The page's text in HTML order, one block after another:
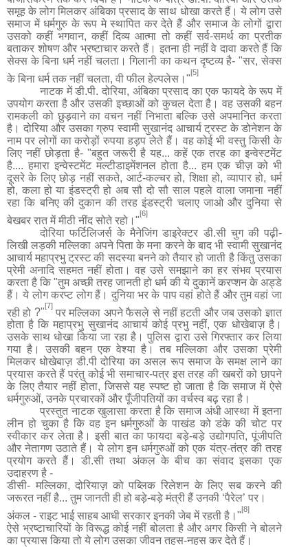
समूह के लोग मिलकर अंबिका प्रसाद के साथ धोखा करते हैं। ये लोग उसे
समाज में धर्मगुरु के रूप मे स्थापित कर देते हैं और समाज के लोगों द्वारा
उसको कहीं भगवान,कहीं दिव्य आत्मा तो कहीं सर्व-समर्थ का प्रतीक
बताकर शोषण और भ्रष्टाचार करते हैं। इतना ही नहीं वे दावा करते हैं कि
सेक्स के बिना धर्म नहीं चलता। गिलानी का कथन दृष्टव्य है- "सर, सेक्स
के बिना धर्म तक नहीं चलता, वी फील हेल्पलेस। "
[5]
नाटक में डी.पी. दोरिया, अंबिका प्रसाद का एक फायदे के रूप में
उपयोग करता है और उसकी इच्छाओं को कुचल देता है। वह उसकी बहन
रामकली को छुड़वाने का वचन नहीं निभाता बल्किउसे अपमानित करता
है। दोरिया और उसका ग्रुप स्वामी सुखानंद आचार्य ट्रस्ट के डोनेशन के
नाम पर लोगों का करोड़ों रुपया हड़प लेते हैं। वह कोई भी वस्तु किसी के
लिए नहीं छोड़ता है-"बहुत जरूरी है यह... कहें एक तरह का इन्वेस्टमेंट
है.... हमारा इन्वेस्टमेंट मल्टीडाइमेंशनल होता है... हम एक चीज़ को भी
दूसरे के लिए छोड़ नहीं सकते, आर्ट-कल्चर हो, शिक्षा हो, व्यापार हो, धर्म
हो, कला हो या इंडस्ट्री हो अब सौ दो सौ साल पहले वाला जमाना नहीं
रहा कि बनिए की दुकान की तरह इंडस्ट्री चलाए जाओ और दुनिया से
बेखबर रात में मीठी नींद सोते रहो। "
[6]
दोरिया फर्टिलिजर्स के मैनेजिंग डाइरेक्टर डी.सी चुग की पढ़ी-
लिखी लड़की मल्लिका अपने पिता के मना करनेके बाद भी स्वामी सुखानंद
आचार्य महाप्रभु ट्रस्ट की सदस्या बनने को तैयार हो जाती है किंतु उसका
प्रेमी अनादि सहमत नहीं होता। वह उसे समझाने का हर संभव प्रयास
करता है कि "तुम अच्छी तरह जानती हो धर्म की ये दुकानें करप्शन के अड्डे
हैं। ये लोग करप्ट लोग हैं। दुनिया भर के पाप वहां होते हैं और तुम वहां जा
रही हो ?"
[7]
पर मल्लिका अपने फैसले से नहीं हटती और जब उसको ज्ञात
होता है कि महाप्रभु सुखानंद आचार्य कोई प्रभु नहीं, एक धोखेबाज़ है।
उसके साथ धोखा किया जा रहा है। पुलिस द्वारा उसे गिरफ्तार कर लिया
गया है। उसकी बहन एक वेश्या है। तब मल्लिका और उसका प्रेमी
मिलकर धोखेबाज़ डी.पी दोरिया का असल रूप समाज के समक्ष लाने का
प्रयास करते हैं परंतु कोई भी समाचार-पत्र इस तरह की खबरों को छापने
के लिए तैयार नहीं होता, जिससे यह स्पष्ट हो जाता है कि समाज में ऐसे
धर्मगुरुओं, उनके प्रचारकों और पूँजीपतियों का वर्चस्व बढ़ रहा है।
प्रस्तुत नाटक खुलासा करता है कि समाज अंधी आस्था में इतना
लीन हो चुका है कि वह इन धर्मगुरुओं के पाखंड को डंके की चोट पर
स्वीकार कर लेता है। इसी बात का फायदा बड़े-बड़े उद्योगपति, पूंजीपति
और नेतागण उठाते हैं। ये लोग इन धर्मगुरुओं को एक यंत्र-तंत्र की तरह
प्रयोग करते हैं। डी.सी तथा अंकल के बीच का संवाद इसका एक
उदाहरण है -
डीसी- मल्लिका,दोरियाज़ को पब्लिक रिलेशन के लिए सब करने की
जरूरत नहीं है... तुम जानती ही हो बड़े-बड़े मंत्री हैं उनकी ‘पैरेल’ पर।
अंकल - राइट भाई साहब आधी सरकार इनकी जेब में रहती है। "
[8]
ऐसे भ्रष्टाचारियों के विरूद्ध कोई नहीं बोलता है और अगर किसी ने बोलने
का प्रयास किया तो ये लोग उसका जीवन तहस-नहस कर देते हैं।